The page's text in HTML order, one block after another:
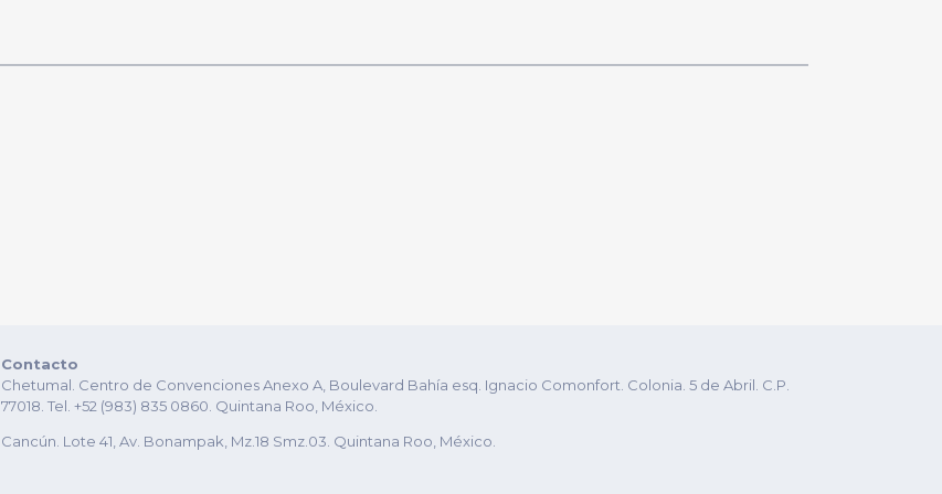
Contacto
Chetumal. Centro de Convenciones Anexo A, Boulevard Bahía esq. Ignacio Comonfort. Colonia. 5 de Abril. C.P.
77018. Tel. +52 (983) 835 0860. Quintana Roo, México.
Cancún. Lote 41, Av. Bonampak, Mz.18 Smz.03. Quintana Roo, México.